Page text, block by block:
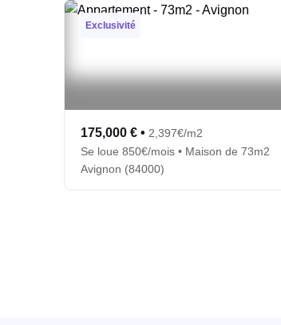
Exclusivité
175,000 € • 2,397€/m2
Se loue 850€/mois • Maison de 73m2
Avignon (84000)